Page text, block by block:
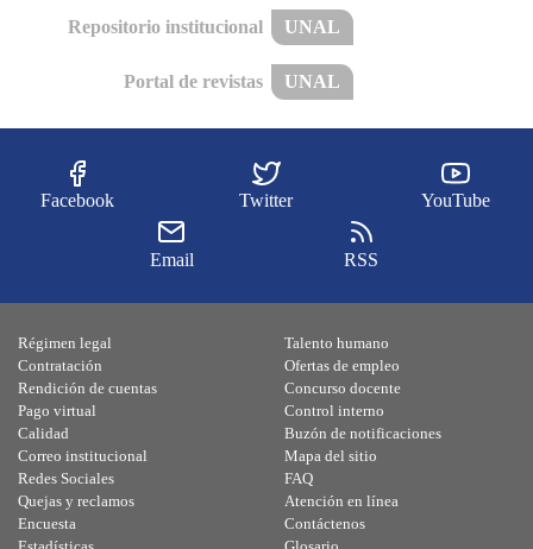
Repositorio institucional UNAL
Portal de revistas UNAL
Facebook Twitter YouTube
Email RSS
Régimen legal
Contratación
Rendición de cuentas
Pago virtual
Calidad
Talento humano
Ofertas de empleo
Concurso docente
Control interno
Buzón de notificaciones
Correo institucional
Redes Sociales
Quejas y reclamos
Encuesta
Mapa del sitio
FAQ
Atención en línea
Contáctenos